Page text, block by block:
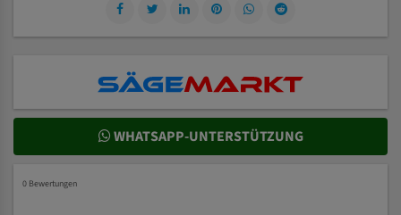
WHATSAPP-UNTERSTÜTZUNG
0 Bewertungen